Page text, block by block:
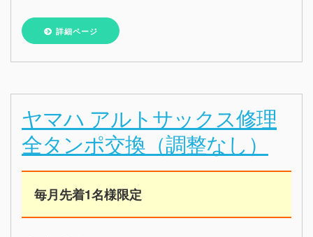
詳細ページ
ヤマハ アルトサックス修理
全タンポ交換（調整なし）
毎月先着1名様限定